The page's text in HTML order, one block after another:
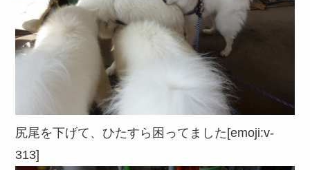
尻尾を下げて、ひたすら困ってました[emoji:v-
313]